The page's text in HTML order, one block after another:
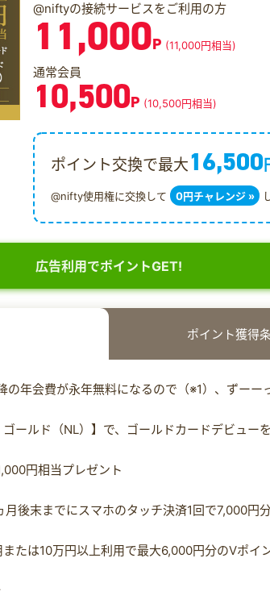
@niftyの接続サービスをご利用の方
11,000P (11,000円相当)
通常会員
10,500P (10,500円相当)
ポイント交換で最大16,500
@nifty使用権に交換して 0円チャレンジ »
広告利用でポイントGET!
ポイント獲得
の年会費が永年無料になるので（※1）、ずーー
ールド（NL）】で、ゴールドカードデビュー
円相当プレゼント
月後末までにスマホのタッチ決済1回で7,000円
たは10万円以上利用で最大6,000円分のVポイ